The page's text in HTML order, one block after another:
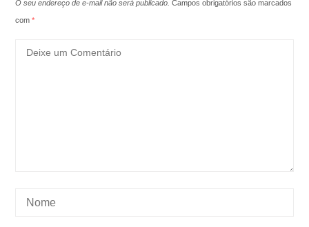
O seu endereço de e-mail não será publicado. Campos obrigatórios são marcados
com*